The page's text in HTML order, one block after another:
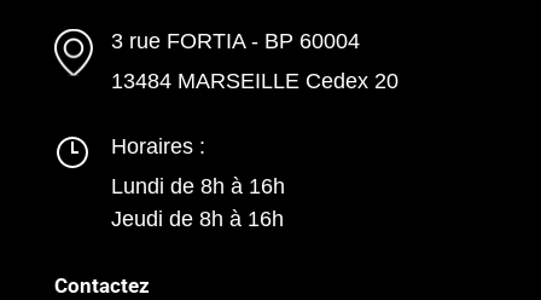
3 rue FORTIA - BP 60004
13484 MARSEILLE Cedex 20
Horaires :
Lundi de 8h à 16h
Jeudi de 8h à 16h
Contactez